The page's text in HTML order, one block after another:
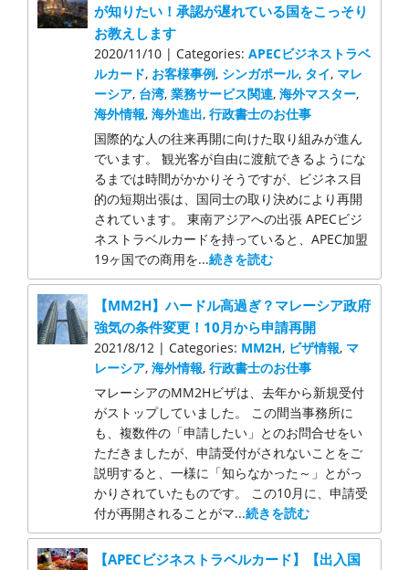
が知りたい！承認が遅れている国をこっそり
お教えします
2020/11/10 | Categories:APECビジネストラベ
ルカード, お客様事例, シンガポール, タイ, マレ
ーシア, 台湾,業務サービス関連,海外マスター,
海外情報,海外進出,行政書士のお仕事
国際的な人の往来再開に向けた取り組みが進ん
でいます。 観光客が自由に渡航できるようにな
るまでは時間がかかりそうですが、ビジネス目
的の短期出張は、国同士の取り決めにより再開
されています。 東南アジアへの出張 APECビジ
ネストラベルカードを持っていると、APEC加盟
19ヶ国での商用を...続きを読む
【MM2H】ハードル高過ぎ？マレーシア政府
強気の条件変更！10月から申請再開
2021/8/12 | Categories: MM2H, ビザ情報, マ
レーシア,海外情報,行政書士のお仕事
マレーシアのMM2Hビザは、去年から新規受付
がストップしていました。 この間当事務所に
も、複数件の「申請したい」とのお問合せをい
ただきましたが、申請受付がされないことをご
説明すると、一様に「知らなかった～」とがっ
かりされていたものです。 この10月に、申請受
付が再開されることがマ...続きを読む
【APECビジネストラベルカード】【出入国